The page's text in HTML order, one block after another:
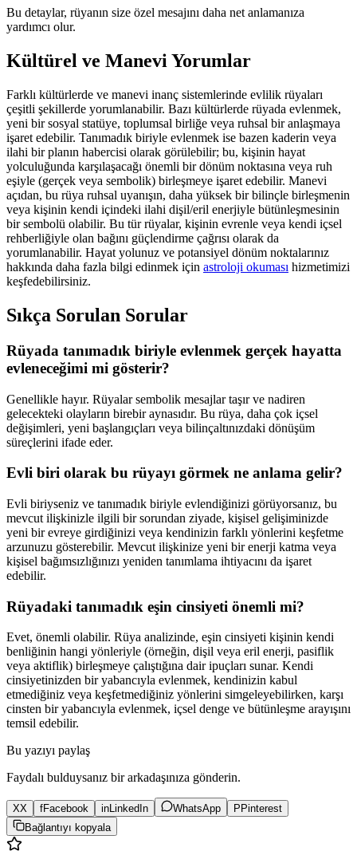
Bu detaylar, rüyanın size özel mesajını daha net anlamanıza
yardımcı olur.
Kültürel ve Manevi Yorumlar
Farklı kültürlerde ve manevi inanç sistemlerinde evlilik rüyaları
çeşitli şekillerde yorumlanabilir. Bazı kültürlerde rüyada evlenmek,
yeni bir sosyal statüye, toplumsal birliğe veya ruhsal bir anlaşmaya
işaret edebilir. Tanımadık biriyle evlenmek ise bazen kaderin veya
ilahi bir planın habercisi olarak görülebilir; bu, kişinin hayat
yolculuğunda karşılaşacağı önemli bir dönüm noktasına veya ruh
eşiyle (gerçek veya sembolik) birleşmeye işaret edebilir. Manevi
açıdan, bu rüya ruhsal uyanışın, daha yüksek bir bilinçle birleşmenin
veya kişinin kendi içindeki ilahi dişil/eril enerjiyle bütünleşmesinin
bir sembolü olabilir. Bu tür rüyalar, kişinin evrenle veya kendi içsel
rehberliğiyle olan bağını güçlendirme çağrısı olarak da
yorumlanabilir. Hayat yolunuz ve potansiyel dönüm noktalarınız
hakkında daha fazla bilgi edinmek için astroloji okuması hizmetimizi
keşfedebilirsiniz.
Sıkça Sorulan Sorular
Rüyada tanımadık biriyle evlenmek gerçek hayatta
evleneceğimi mi gösterir?
Genellikle hayır. Rüyalar sembolik mesajlar taşır ve nadiren
gelecekteki olayların birebir aynasıdır. Bu rüya, daha çok içsel
değişimleri, yeni başlangıçları veya bilinçaltınızdaki dönüşüm
süreçlerini ifade eder.
Evli biri olarak bu rüyayı görmek ne anlama gelir?
Evli biriyseniz ve tanımadık biriyle evlendiğinizi görüyorsanız, bu
mevcut ilişkinizle ilgili bir sorundan ziyade, kişisel gelişiminizde
yeni bir evreye girdiğinizi veya kendinizin farklı yönlerini keşfetme
arzunuzu gösterebilir. Mevcut ilişkinize yeni bir enerji katma veya
kişisel bağımsızlığınızı yeniden tanımlama ihtiyacını da işaret
edebilir.
Rüyadaki tanımadık eşin cinsiyeti önemli mi?
Evet, önemli olabilir. Rüya analizinde, eşin cinsiyeti kişinin kendi
benliğinin hangi yönleriyle (örneğin, dişil veya eril enerji, pasiflik
veya aktiflik) birleşmeye çalıştığına dair ipuçları sunar. Kendi
cinsiyetinizden bir yabancıyla evlenmek, kendinizin kabul
etmediğiniz veya keşfetmediğiniz yönlerini simgeleyebilirken, karşı
cinsten bir yabancıyla evlenmek, içsel denge ve bütünleşme arayışını
temsil edebilir.
Bu yazıyı paylaş
Faydalı bulduysanız bir arkadaşınıza gönderin.
XX fFacebook inLinkedIn WhatsApp P Pinterest
Bağlantıyı kopyala